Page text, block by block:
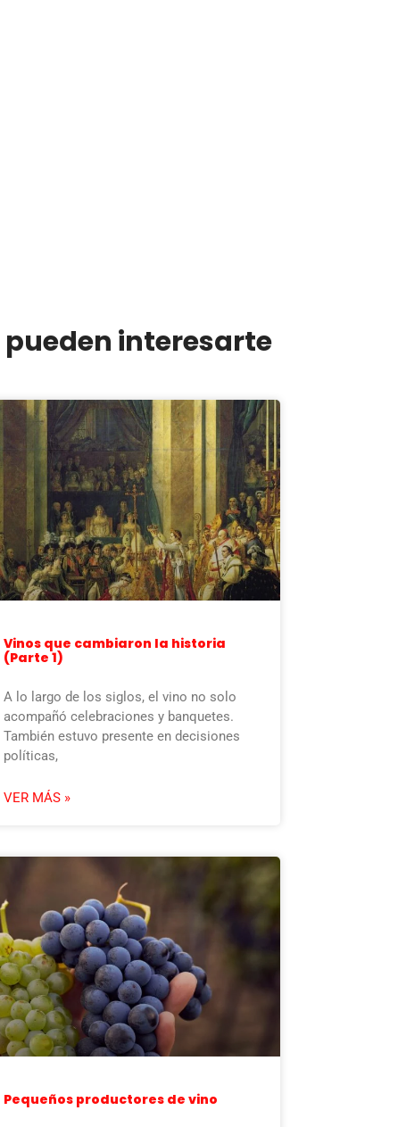
interesarte
Vinos que cambiaron la historia
(Parte 1)
A lo largo de los siglos, el vino no solo
acompañó celebraciones y banquetes.
También estuvo presente en decisiones
políticas,
VER MÁS »
Pequeños productores de vino